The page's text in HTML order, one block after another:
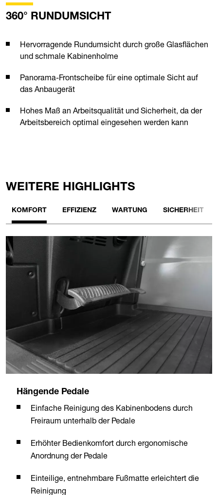
360° RUNDUMSICHT
Hervorragende Rundumsicht durch große Glasflächen
und schmale Kabinenholme
Panorama-Frontscheibe für eine optimale Sicht auf
das Anbaugerät
Hohes Maß an Arbeitsqualität und Sicherheit, da der
Arbeitsbereich optimal eingesehen werden kann
WEITERE HIGHLIGHTS
KOMFORT EFFIZIENZ WARTUNG SICHERHEIT
Hängende Pedale
Einfache Reinigung des Kabinenbodens durch
Freiraum unterhalb der Pedale
Erhöhter Bedienkomfort durch ergonomische
Anordnung der Pedale
Einteilige, entnehmbare Fußmatte erleichtert die
Reinigung